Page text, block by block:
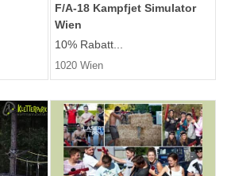
F/A-18 Kampfjet Simulator
Wien
10% Rabatt...
1020 Wien